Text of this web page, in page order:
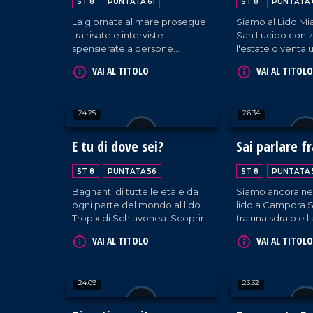
La giornata al mare prosegue
tra risate e interviste
spensierate a persone
oltre. Con la sua
anche a San Lucido,
contagiando tutti con il suo
sorriso.
VAI AL TITOLO
Siamo al Lido
San Lucido con
l'estate diventa
provenienti da
nostre spiagge.
VAI AL TITOLO
24:25
E tu di dove sei?
ST 8 PUNTATA 56
Bagnanti di tutte le età e da
ogni parte del mondo al lido
Tropix di Schiavonea. Scoprire
da ragazzi per zio Pino!
VAI AL TITOLO
26:34
Sai parlare
ST 8 PUNTATA
Siamo ancora
lido a Campora
tra una sdraio e
tutta Italia e non
VAI AL TITOLO
24:09 23:32